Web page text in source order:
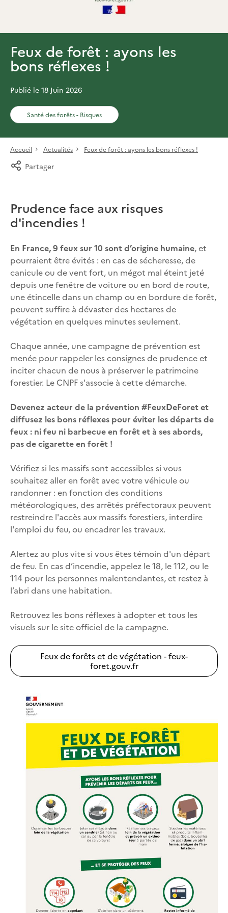
Feux de forêt : ayons les
bons réflexes !
Publié le 18 Juin 2026
Santé des forêts - Risques
Accueil Actualités Feux de forêt : ayons les bons réflexes !
Partager
Prudence face aux risques
d'incendies !
En France, 9 feux sur 10 sont d’origine humaine, et
pourraient être évités : en cas de sécheresse, de
canicule ou de vent fort, un mégot mal éteint jeté
depuis une fenêtre de voiture ou en bord de route,
une étincelle dans un champ ou en bordure de forêt,
peuvent suffire à dévaster des hectares de
végétation en quelques minutes seulement.
Chaque année, une campagne de prévention est
menée pour rappeler les consignes de prudence et
inciter chacun de nous à préserver le patrimoine
forestier. Le CNPF s'associe à cette démarche.
Devenez acteur de la prévention #FeuxDeForet et
diffusez les bons réflexes pour éviter les départs de
feux : ni feu ni barbecue en forêt et à ses abords,
pas de cigarette en forêt !
Vérifiez si les massifs sont accessibles si vous
souhaitez aller en forêt avec votre véhicule ou
randonner : en fonction des conditions
météorologiques, des arrêtés préfectoraux peuvent
restreindre l'accès aux massifs forestiers, interdire
l'emploi du feu, ou encadrer les travaux.
Alertez au plus vite si vous êtes témoin d'un départ
de feu. En cas d’incendie, appelez le 18, le 112, ou le
114 pour les personnes malentendantes, et restez à
l’abri dans une habitation.
Retrouvez les bons réflexes à adopter et tous les
visuels sur le site officiel de la campagne.
Feux de forêts et de végétation - feux-
foret.gouv.fr